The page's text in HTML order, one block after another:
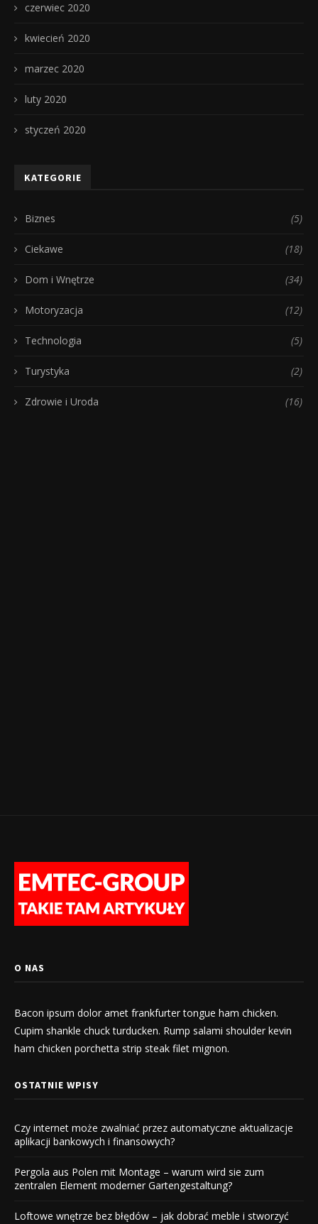
czerwiec 2020
kwiecień 2020
marzec 2020
luty 2020
styczeń 2020
KATEGORIE
Biznes (5)
Ciekawe (18)
Dom i Wnętrze (34)
Motoryzacja (12)
Technologia (5)
Turystyka (2)
Zdrowie i Uroda (16)
O NAS
Bacon ipsum dolor amet frankfurter tongue ham chicken.
Cupim shankle chuck turducken. Rump salami shoulder kevin
ham chicken porchetta strip steak filet mignon.
OSTATNIE WPISY
Czy internet może zwalniać przez automatyczne aktualizacje
aplikacji bankowych i finansowych?
Pergola aus Polen mit Montage – warum wird sie zum
zentralen Element moderner Gartengestaltung?
Loftowe wnętrze bez błędów – jak dobrać meble i stworzyć